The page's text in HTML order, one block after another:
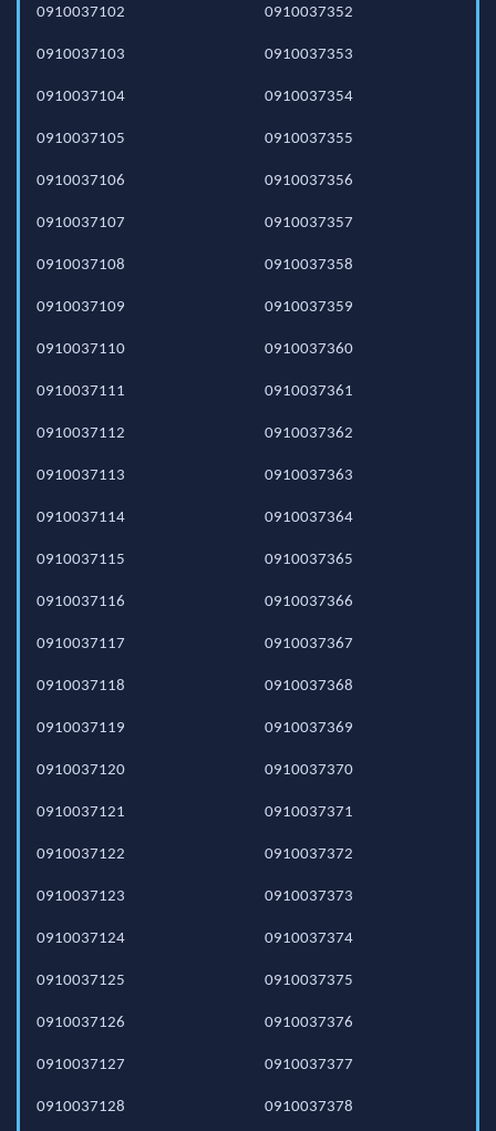
0910037102
0910037103
0910037104
0910037105
0910037106
0910037107
0910037108
0910037109
0910037110
0910037111
0910037112
0910037113
0910037114
0910037115
0910037116
0910037117
0910037118
0910037119
0910037120
0910037121
0910037122
0910037123
0910037124
0910037125
0910037126
0910037127
0910037128
0910037352
0910037353
0910037354
0910037355
0910037356
0910037357
0910037358
0910037359
0910037360
0910037361
0910037362
0910037363
0910037364
0910037365
0910037366
0910037367
0910037368
0910037369
0910037370
0910037371
0910037372
0910037373
0910037374
0910037375
0910037376
0910037377
0910037378